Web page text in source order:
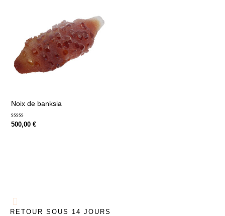
Noix de banksia
Note
500,00 €
RETOUR SOUS 14 JOURS